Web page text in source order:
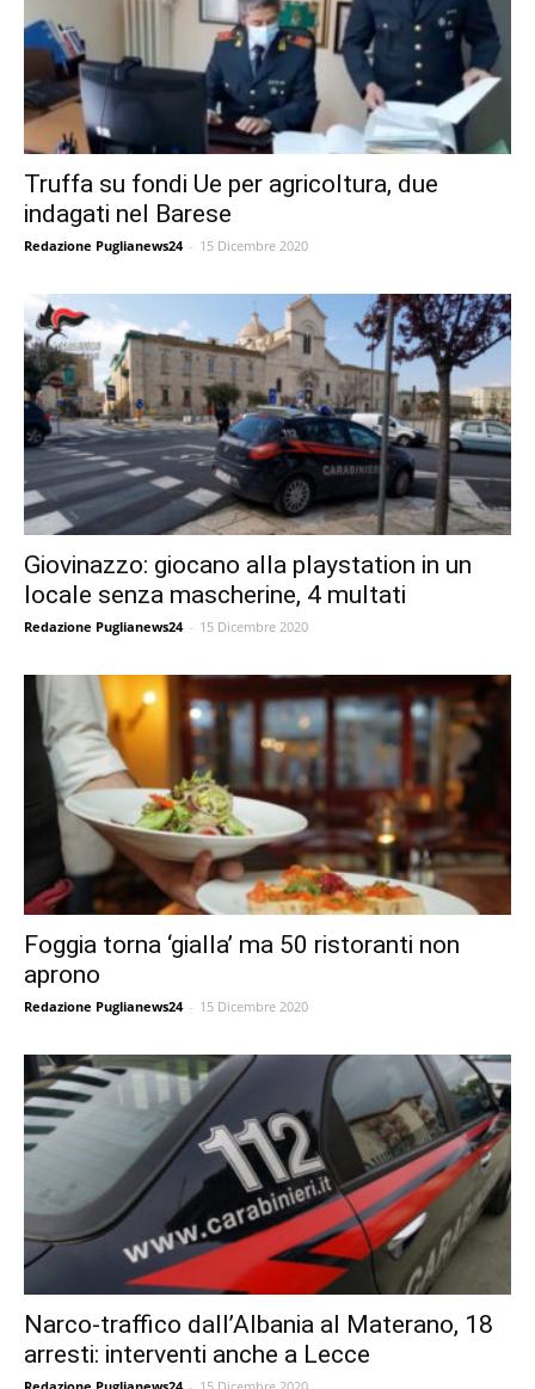
Truffa su fondi Ue per agricoltura, due
indagati nel Barese
Redazione Puglianews24 - 15 Dicembre 2020
Giovinazzo: giocano alla playstation in un
locale senza mascherine, 4 multati
Redazione Puglianews24 - 15 Dicembre 2020
Foggia torna ‘gialla’ ma 50 ristoranti non
aprono
Redazione Puglianews24 - 15 Dicembre 2020
Narco-traffico dall’Albania al Materano, 18
arresti: interventi anche a Lecce